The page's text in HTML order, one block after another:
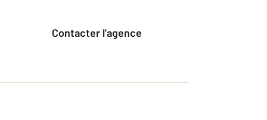
Contacter l'agence